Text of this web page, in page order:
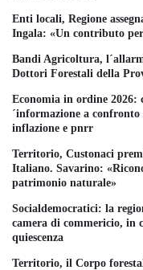
Enti locali, Regione
Ingala: «Un contributo
Bandi Agricoltura,
Dottori Forestali della
Economia in ordine
´informazione a
inflazione e pnrr
Territorio, Custonaci
Italiano. Savarino:
patrimonio naturale»
Socialdemocratici: la
camera di commericio, in
quiescenza
Territorio, il Corpo